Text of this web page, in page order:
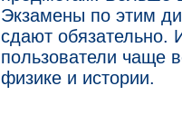
Экзамены по этим
сдают обязательно.
пользователи чаще
физике и истории.